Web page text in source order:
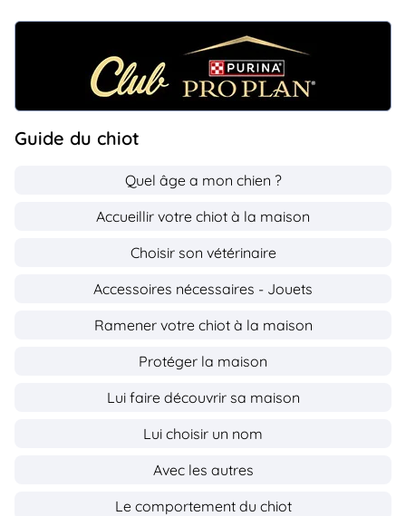
Guide du chiot
Quel âge a mon chien ?
Accueillir votre chiot à la maison
Choisir son vétérinaire
Accessoires nécessaires - Jouets
Ramener votre chiot à la maison
Protéger la maison
Lui faire découvrir sa maison
Lui choisir un nom
Avec les autres
Le comportement du chiot